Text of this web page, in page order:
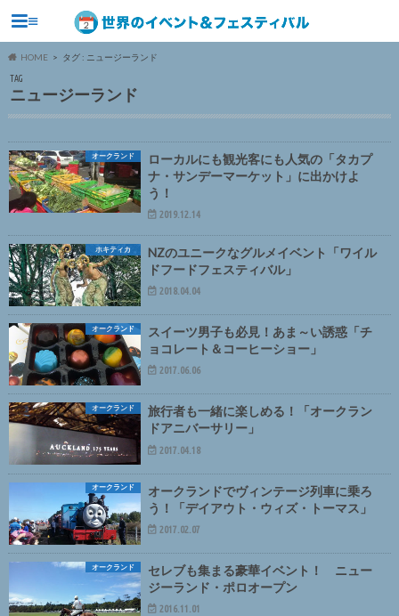
≡
HOME タグ : ニュージーランド
TAG
ニュージーランド
オークランド
ローカルにも観光客にも人気の「タカプ
ナ・サンデーマーケット」に出かけよ
う！
2019.12.14
ホキティカ
NZのユニークなグルメイベント「ワイル
ドフードフェスティバル」
2018.04.04
オークランド
スイーツ男子も必見！あま～い誘惑「チ
ョコレート＆コーヒーショー」
2017.06.06
オークランド
旅行者も一緒に楽しめる！「オークラン
ドアニバーサリー」
2017.04.18
オークランド
オークランドでヴィンテージ列車に乗ろ
う！「デイアウト・ウィズ・トーマス」
2017.02.07
オークランド
セレブも集まる豪華イベント！ ニュー
ジーランド・ポロオープン
2016.11.01